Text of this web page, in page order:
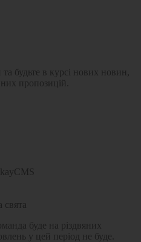
будьте в курсі нових новин,
пропозицій.
свята
буде на різдвяних
у цей період не буде.